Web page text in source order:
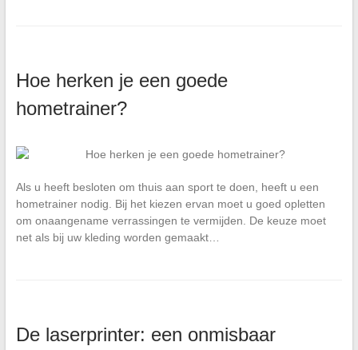
Hoe herken je een goede
hometrainer?
Als u heeft besloten om thuis aan sport te doen, heeft u een
hometrainer nodig. Bij het kiezen ervan moet u goed opletten
om onaangename verrassingen te vermijden. De keuze moet
net als bij uw kleding worden gemaakt…
De laserprinter: een onmisbaar